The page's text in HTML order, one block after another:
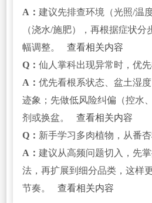
A： 建议先排查环境（光照/温
（浇水/施肥），再根据症状
幅调整。
查看相关内容
Q： 仙人掌科出现异常时，优
A： 优先看根系状态、盆土湿
迹象；先做低风险纠偏（控水
剂或换盆。
查看相关内容
Q： 新手学习多肉植物，从番
A： 建议从高频问题切入，先
法，再扩展到细分品类，这样
节奏。
查看相关内容